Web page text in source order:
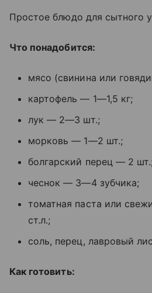
Простое блюдо для сытного
Что понадобится:
мясо (свинина или
картофель — 1—1,5 кг;
лук — 2—3 шт.;
морковь — 1—2 шт.;
болгарский перец — 2
чеснок — 3—4 зубчика;
томатная паста или
ст.л.;
соль, перец, лавровый
Как готовить: